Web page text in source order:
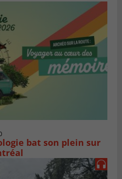
bat son plein sur